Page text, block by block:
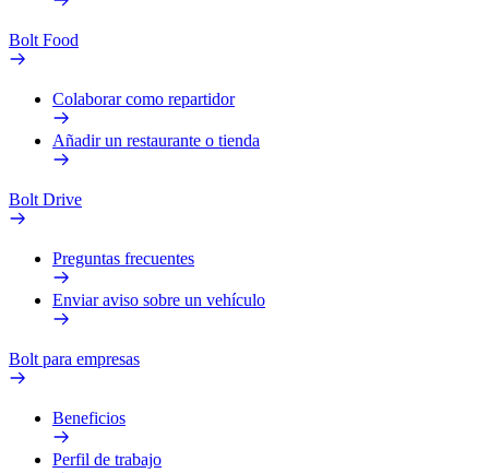
Bolt Food
Colaborar como repartidor
Añadir un restaurante o tienda
Bolt Drive
Preguntas frecuentes
Enviar aviso sobre un vehículo
Bolt para empresas
Beneficios
Perfil de trabajo